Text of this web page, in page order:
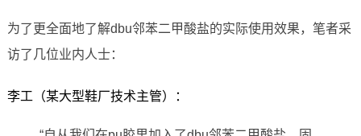
为了更全面地了解dbu邻苯二甲酸盐的实际使用效果，笔者采
访了几位业内人士：
李工（某大型鞋厂技术主管）：